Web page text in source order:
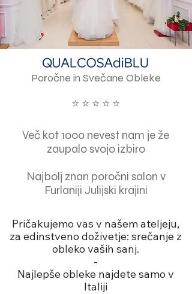
Poročne in Svečane Obleke
⭐ ⭐ ⭐ ⭐ ⭐
Več kot 1000 nevest nam je že
zaupalo svojo izbiro
Najbolj znan poročni salon v
Furlaniji Julijski krajini
Pričakujemo vas v našem ateljeju,
za edinstveno doživetje: srečanje z
obleko vaših sanj.
-
Najlepše obleke najdete samo v
Italiji